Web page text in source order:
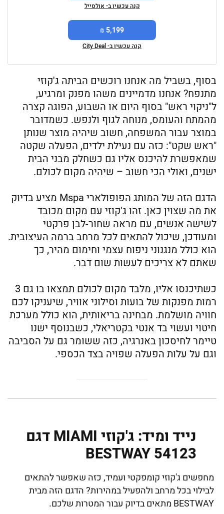
קנה עכשיו ב- אולסייל
5,199 ₪
קנה עכשיו ב- City Deal
בסוף, בשביל מה אנחנו רוכשים הביתה ג'קוזי
מתנפח? אנחנו מדמיינים משהו מפנק ומרגיע,
ל"ניקוי ראש" בסוף היום או השבוע, הפוגה קצרה
מהמתח והעומס, מנוחה לגוף ולנפש. כשמדובר
במוצר עבור המשפחה, חשוב שיהיה מוצר שנותן
"ראש שקט": כזה עם נעילת ילדים, הפעלה שקטה
שמאפשרת להיכנס אליו גם כשחלק מבני הבית
ישנים, ואולי הכי חשוב – שיהיה מקום לכולם.
הדגם הזה של המותג הפופולארי Mspa מציע בדיוק
את מה שצוין כאן. זהו ג'קוזי עם מקום מכובד
לשישה אנשים, עם מראה שחור-לבן פרקטי
ומעודכן, שיכול להתאים לכל מרחב ברמה העיצובית.
הוא כולל מנגנוני ניפוח עצמי וחימום מהיר, כך
שאתם לא צריכים לעשות שום דבר.
כשתיכנסו אליו, מלבד מקום לכולם תמצאו בו גם 3
רמות מפנקות של בועות וסילוני אוויר, שיעניקו לכם
חוויה מושלמת. מבחינה בריאותית, הוא כולל מערכת
חיטוי ועשוי בד אנטי בקטריאלי, כשבנוסף ישנו
טיימר לחיסכון באנרגיה, כזה ששומר גם על הסביבה
וגם על עלות הפעלה שפויה בצד הכספי.
נייד ומיד: ג'קוזי MIAMI דגם
BESTWAY 54123
מחפשים ג'קוזי קומפקטי ועמיד, כזה שאפשר להתאים
לבילוי בכל מרחב ולהפעיל במהירות? הדגם הזה מבית
BESTWAY מתאים בדיוק עבור המטרות שלכם.